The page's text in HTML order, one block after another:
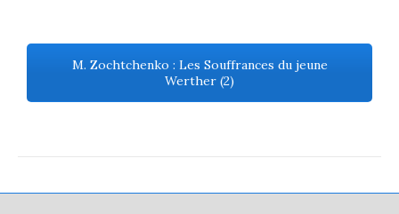
M. Zochtchenko : Les Souffrances du jeune
Werther (2)